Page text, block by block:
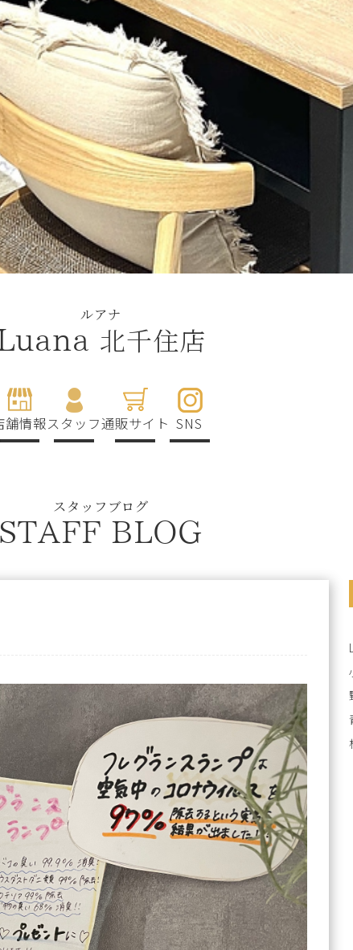
ルアナ
北千住店
舗情報スタッフ通販サイト SNS
スタッフブログ
STAFF BLOG